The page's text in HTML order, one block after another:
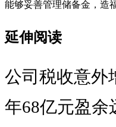
能够妥善管理储备金，造
延伸阅读
公司税收意外
年68亿元盈余